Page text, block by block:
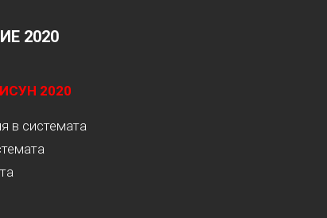
2020
2020
в системата